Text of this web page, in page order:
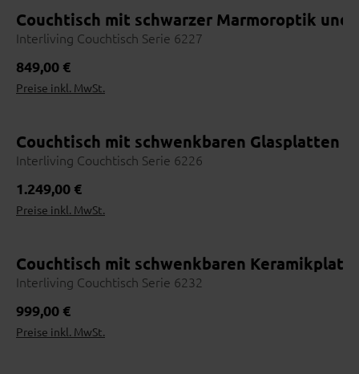
Couchtisch mit schwarzer Marmoroptik und
Interliving Couchtisch Serie 6227
Regulärer Preis:
849,00 €
Preise inkl. MwSt.
Couchtisch mit schwenkbaren Glasplatten
Interliving Couchtisch Serie 6226
Regulärer Preis:
1.249,00 €
Preise inkl. MwSt.
Couchtisch mit schwenkbaren
Interliving Couchtisch Serie 6232
Regulärer Preis:
999,00 €
Preise inkl. MwSt.